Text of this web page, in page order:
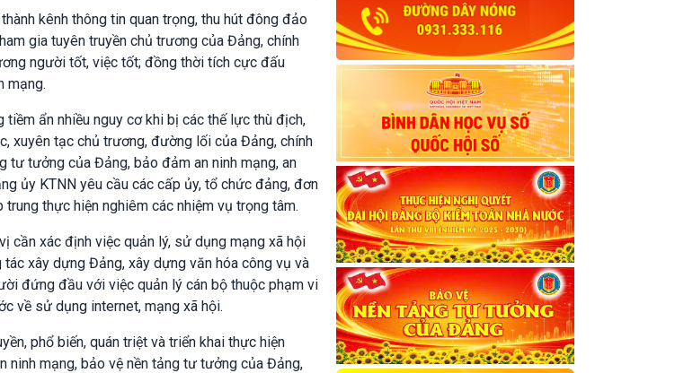
kênh thông tin quan trọng, thu hút đông đảo
gia tuyên truyền chủ trương của Đảng, chính
người tốt, việc tốt; đồng thời tích cực đấu
mạng.
ẩn nhiều nguy cơ khi bị các thế lực thù địch,
xuyên tạc chủ trương, đường lối của Đảng, chính
tư tưởng của Đảng, bảo đảm an ninh mạng, an
ủy KTNN yêu cầu các cấp ủy, tổ chức đảng, đơn
thực hiện nghiêm các nhiệm vụ trọng tâm.
cần xác định việc quản lý, sử dụng mạng xã hội
xây dựng Đảng, xây dựng văn hóa công vụ và
đứng đầu với việc quản lý cán bộ thuộc phạm vi
về sử dụng internet, mạng xã hội.
phổ biến, quán triệt và triển khai thực hiện
ninh mạng, bảo vệ nền tảng tư tưởng của Đảng,